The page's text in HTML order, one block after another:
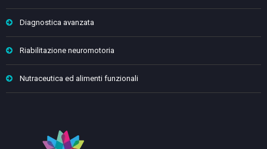
Diagnostica avanzata
Riabilitazione neuromotoria
Nutraceutica ed alimenti funzionali